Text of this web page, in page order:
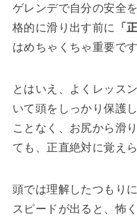
ゲレンデで自分の安全
格的に滑り出す前に
「
はめちゃくちゃ重要です
とはいえ、よくレッス
いて頭をしっかり保護
ことなく、お尻から滑
ても、正直絶対に覚え
頭では理解したつもり
スピードが出ると、怖